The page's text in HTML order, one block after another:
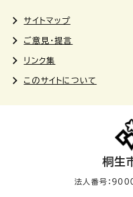
サイトマップ
ご意見・提言
リンク集
このサイトについて
桐生
法人番号：